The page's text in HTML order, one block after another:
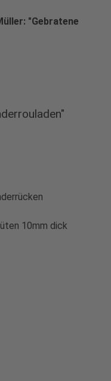
"Gebratene
10mm dick